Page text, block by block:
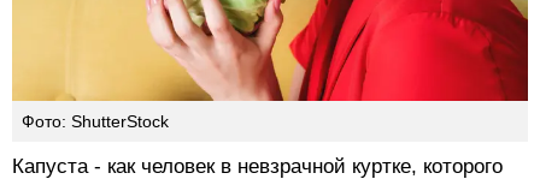
Фото: ShutterStock
Капуста - как человек в невзрачной куртке, которого